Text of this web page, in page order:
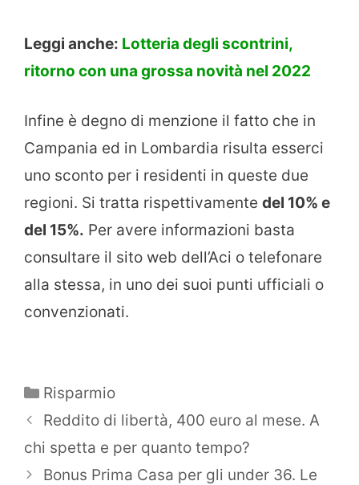
Leggi anche: Lotteria degli scontrini,
ritorno con una grossa novità nel 2022
Infine è degno di menzione il fatto che in
Campania ed in Lombardia risulta esserci
uno sconto per i residenti in queste due
regioni. Si tratta rispettivamente del 10% e
del 15%. Per avere informazioni basta
consultare il sito web dell’Aci o telefonare
alla stessa, in uno dei suoi punti ufficiali o
convenzionati.
Categorie
Risparmio
Reddito di libertà, 400 euro al mese. A
chi spetta e per quanto tempo?
Bonus Prima Casa per gli under 36. Le